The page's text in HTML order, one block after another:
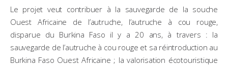
Le projet veut contribuer à la sauvegarde de la souche
Ouest Africaine de l’autruche, l’autruche à cou rouge,
disparue du Burkina Faso il y a 20 ans, à travers : la
sauvegarde de l’autruche à cou rouge et sa réintroduction au
Burkina Faso Ouest Africaine ; la valorisation écotouristique